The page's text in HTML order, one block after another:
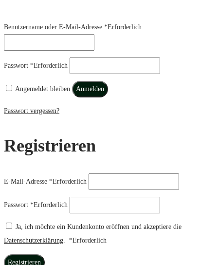
Benutzername oder E-Mail-Adresse *Erforderlich
Passwort *Erforderlich
Angemeldet bleiben Anmelden
Passwort vergessen?
Registrieren
E-Mail-Adresse *Erforderlich
Passwort *Erforderlich
Ja, ich möchte ein Kundenkonto eröffnen und akzeptiere die
Datenschutzerklärung
*Erforderlich
Registrieren